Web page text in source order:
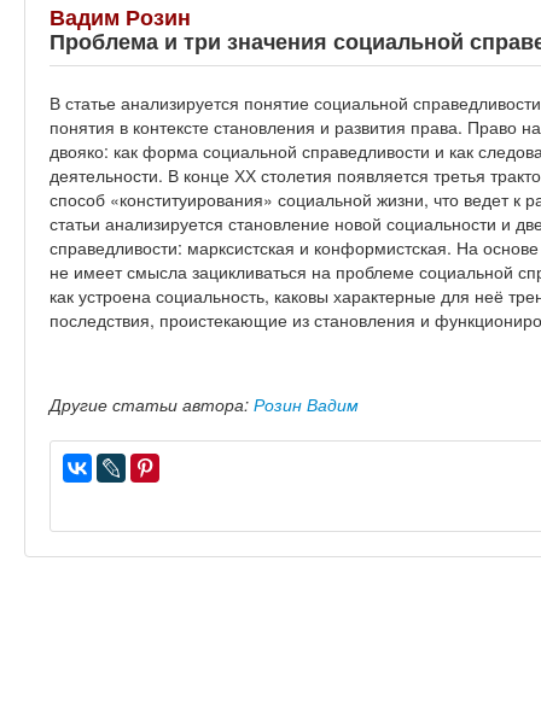
Вадим Розин
Проблема и три значения социальной
В статье анализируется понятие социальной
понятия в контексте становления и развития права. Право
двояко: как форма социальной справедливости и как
деятельности. В конце ХХ столетия появляется третья
способ «конституирования» социальной жизни, что ведет
статьи анализируется становление новой социальности и
справедливости: марксистская и конформистская. На
не имеет смысла зацикливаться на проблеме социальной
как устроена социальность, каковы характерные для неё
последствия, проистекающие из становления и
Другие статьи автора: Розин Вадим